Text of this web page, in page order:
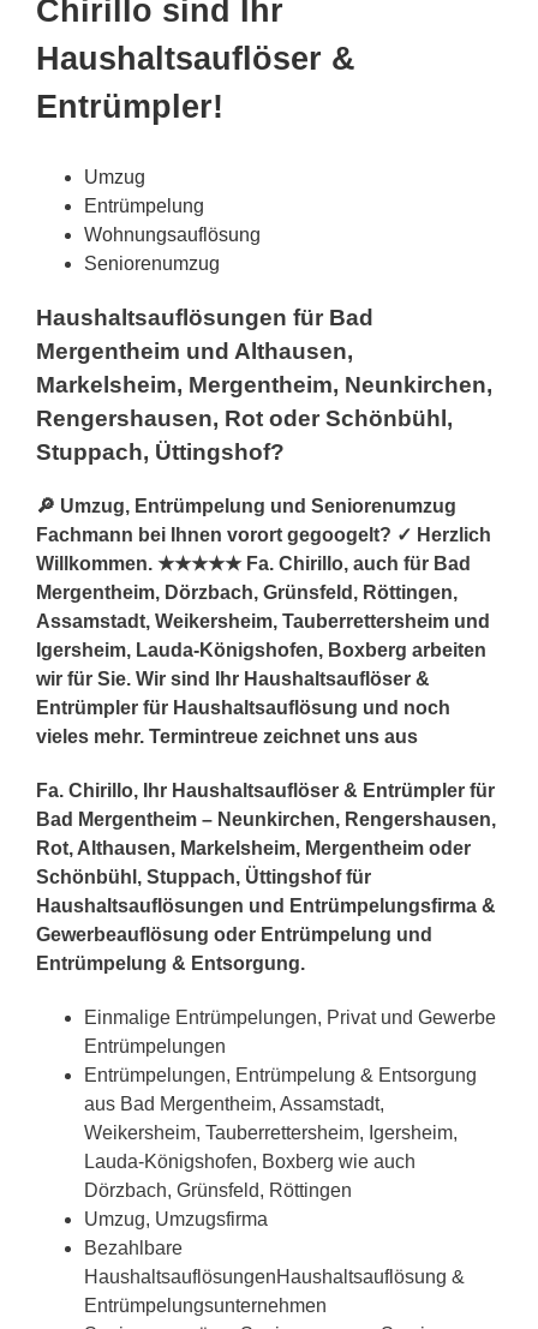
Chirillo sind Ihr
Haushaltsauflöser &
Entrümpler!
Umzug
Entrümpelung
Wohnungsauflösung
Seniorenumzug
Haushaltsauflösungen für Bad
Mergentheim und Althausen,
Markelsheim, Mergentheim, Neunkirchen,
Rengershausen, Rot oder Schönbühl,
Stuppach, Üttingshof?
🔎 Umzug, Entrümpelung und Seniorenumzug
Fachmann bei Ihnen vorort gegoogelt? ✓ Herzlich
Willkommen. ★★★★★ Fa. Chirillo, auch für Bad
Mergentheim, Dörzbach, Grünsfeld, Röttingen,
Assamstadt, Weikersheim, Tauberrettersheim und
Igersheim, Lauda-Königshofen, Boxberg arbeiten
wir für Sie. Wir sind Ihr Haushaltsauflöser &
Entrümpler für Haushaltsauflösung und noch
vieles mehr. Termintreue zeichnet uns aus
Fa. Chirillo, Ihr Haushaltsauflöser & Entrümpler für
Bad Mergentheim – Neunkirchen, Rengershausen,
Rot, Althausen, Markelsheim, Mergentheim oder
Schönbühl, Stuppach, Üttingshof für
Haushaltsauflösungen und Entrümpelungsfirma &
Gewerbeauflösung oder Entrümpelung und
Entrümpelung & Entsorgung.
Einmalige Entrümpelungen, Privat und Gewerbe
Entrümpelungen
Entrümpelungen, Entrümpelung & Entsorgung
aus Bad Mergentheim, Assamstadt,
Weikersheim, Tauberrettersheim, Igersheim,
Lauda-Königshofen, Boxberg wie auch
Dörzbach, Grünsfeld, Röttingen
Umzug, Umzugsfirma
Bezahlbare
HaushaltsauflösungenHaushaltsauflösung &
Entrümpelungsunternehmen